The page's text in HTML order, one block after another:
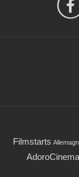
Filmstarts